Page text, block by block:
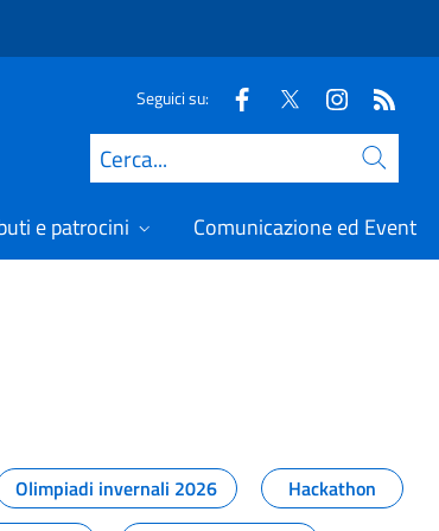
Seguici su:
Cerca
e patrocini Comunicazione ed Eventi
Olimpiadi invernali 2026
Hackathon